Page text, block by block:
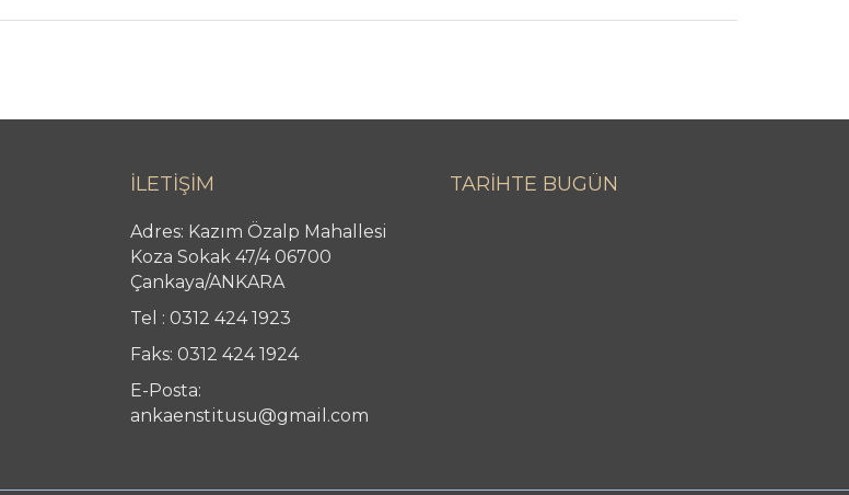
İLETİŞİM
Adres: Kazım Özalp Mahallesi
Koza Sokak 47/4 06700
Çankaya/ANKARA
Tel : 0312 424 1923
Faks: 0312 424 1924
E-Posta:
ankaenstitusu@gmail.com
TARİHTE BUGÜN